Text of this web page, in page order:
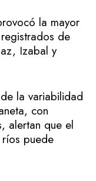
la mayor
de
Izabal y
la variabilidad
con
alertan que el
puede